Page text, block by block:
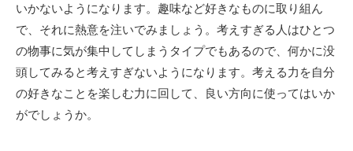
いかないようになります。趣味など好きなものに取り組ん
で、それに熱意を注いでみましょう。考えすぎる人はひとつ
の物事に気が集中してしまうタイプでもあるので、何かに没
頭してみると考えすぎないようになります。考える力を自分
の好きなことを楽しむ力に回して、良い方向に使ってはいか
がでしょうか。